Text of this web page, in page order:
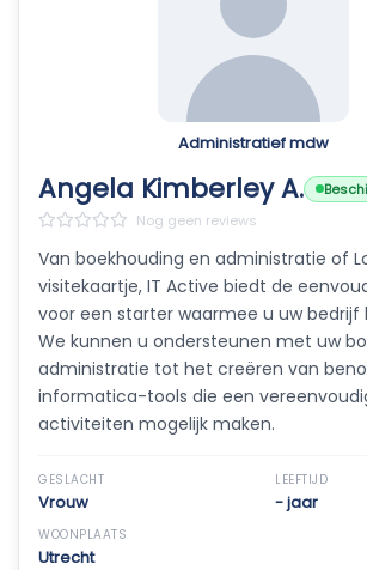
Administratief mdw
Angela Kimberley A.
Nog geen reviews
Van boekhouding en administratie of
visitekaartje, IT Active biedt de
voor een starter waarmee u uw bedrijf
We kunnen u ondersteunen met uw
administratie tot het creëren van
informatica-tools die een
activiteiten mogelijk maken.
GESLACHT
Vrouw
LEEFTIJD
- jaar
WOONPLAATS
Utrecht